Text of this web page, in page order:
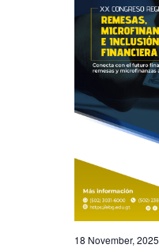
18 November, 2025